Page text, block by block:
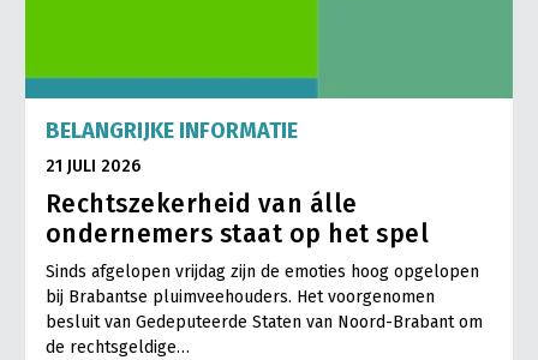
BELANGRIJKE INFORMATIE
21 JULI 2026
Rechtszekerheid van álle
ondernemers staat op het spel
Sinds afgelopen vrijdag zijn de emoties hoog opgelopen
bij Brabantse pluimveehouders. Het voorgenomen
besluit van Gedeputeerde Staten van Noord-Brabant om
de rechtsgeldige…